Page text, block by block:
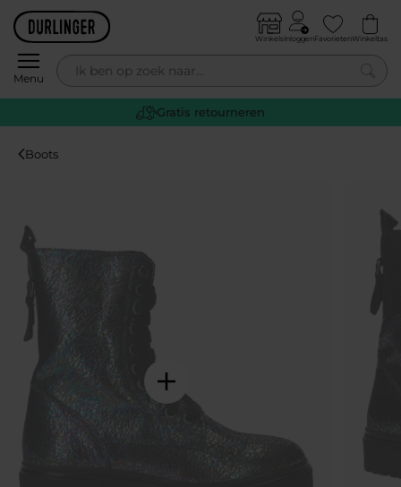
Skip to content
Menu
WinkelsInloggenFavorietenWinkeltas
0
Gratis retourneren
Boots